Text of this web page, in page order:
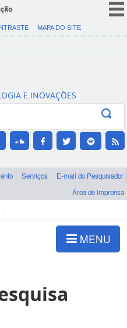
CORONAVÍRUS (COVID-19)
Canais
MAPA DO SITE
E INOVAÇÕES
Serviços
E-mail do Pesquisador
Área de imprensa
MENU